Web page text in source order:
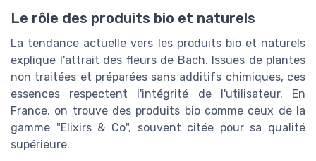
Le rôle des produits bio et naturels
La tendance actuelle vers les produits bio et naturels
explique l'attrait des fleurs de Bach. Issues de plantes
non traitées et préparées sans additifs chimiques, ces
essences respectent l'intégrité de l'utilisateur. En
France, on trouve des produits bio comme ceux de la
gamme "Elixirs & Co", souvent citée pour sa qualité
supérieure.